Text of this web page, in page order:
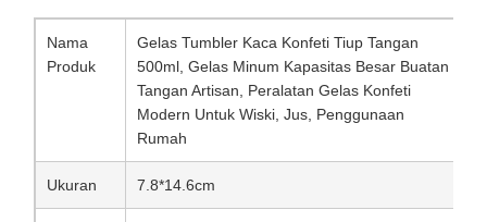
Nama
Produk
Gelas Tumbler Kaca Konfeti Tiup Tangan
500ml, Gelas Minum Kapasitas Besar Buatan
Tangan Artisan, Peralatan Gelas Konfeti
Modern Untuk Wiski, Jus, Penggunaan
Rumah
Ukuran 7.8*14.6cm